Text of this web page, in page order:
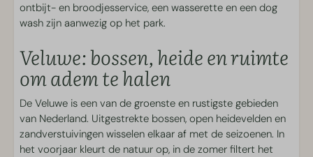
Parkfaciliteiten
Dog Wash
Wasserette
Vakantiepark aan de bosrand
Zwemmen en Wellness
Verwarmd buitenzwembad
ontbijt- en broodjesservice, een wasserette en een dog
wash zijn aanwezig op het park.
Veluwe: bossen, heide en ruimte
om adem te halen
De Veluwe is een van de groenste en rustigste gebieden
van Nederland. Uitgestrekte bossen, open heidevelden en
zandverstuivingen wisselen elkaar af met de seizoenen. In
het voorjaar kleurt de natuur op, in de zomer filtert het